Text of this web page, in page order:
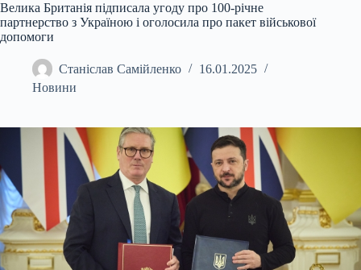
Велика Британія підписала угоду про 100-річне
партнерство з Україною і оголосила про пакет військової
допомоги
Станіслав Самійленко
16.01.2025
Новини